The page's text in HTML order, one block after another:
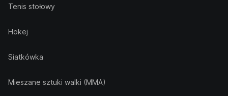
Tenis stołowy
Hokej
Siatkówka
Mieszane sztuki walki (MMA)